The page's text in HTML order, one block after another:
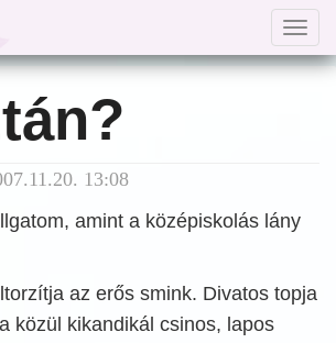
13:08
amint a középiskolás lány
az erős smink. Divatos topja
közül kikandikál csinos, lapos